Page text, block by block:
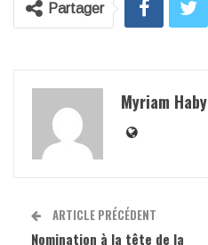
Partager
Myriam Haby
ARTICLE PRÉCÉDENT
Nomination à la tête de la